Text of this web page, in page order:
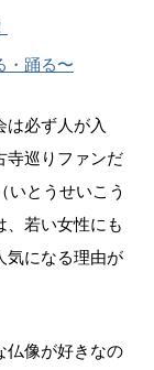
・踊る〜
は必ず人が入
寺巡りファンだ
いとうせいこう
、若い女性にも
気になる理由が
仏像が好きなの